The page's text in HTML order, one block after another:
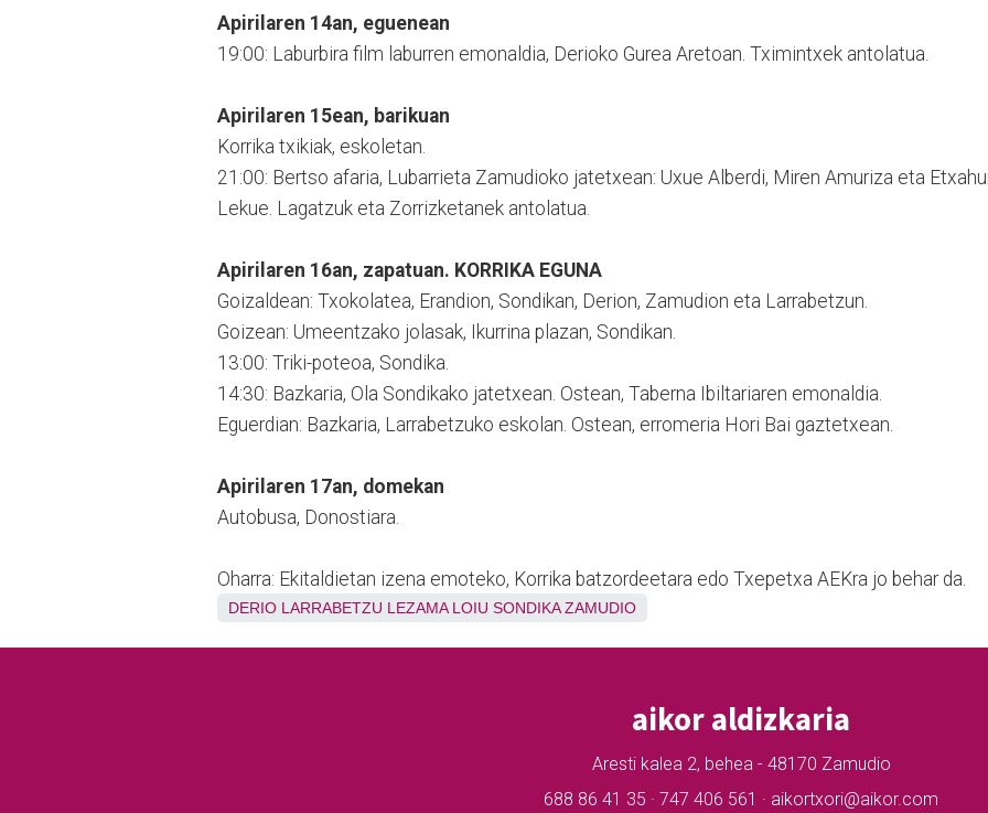
Apirilaren 14an, eguenean
19:00: Laburbira film laburren emonaldia, Derioko Gurea Aretoan. Tximintxek antolatua.
Apirilaren 15ean, barikuan
Korrika txikiak, eskoletan.
21:00: Bertso afaria, Lubarrieta Zamudioko jatetxean: Uxue Alberdi, Miren Amuriza eta
Lekue. Lagatzuk eta Zorrizketanek antolatua.
Apirilaren 16an, zapatuan. KORRIKA EGUNA
Goizaldean: Txokolatea, Erandion, Sondikan, Derion, Zamudion eta Larrabetzun.
Goizean: Umeentzako jolasak, Ikurrina plazan, Sondikan.
13:00: Triki-poteoa, Sondika.
14:30: Bazkaria, Ola Sondikako jatetxean. Ostean, Taberna Ibiltariaren emonaldia.
Eguerdian: Bazkaria, Larrabetzuko eskolan. Ostean, erromeria Hori Bai gaztetxean.
Apirilaren 17an, domekan
Autobusa, Donostiara.
Oharra: Ekitaldietan izena emoteko, Korrika batzordeetara edo Txepetxa AEKra jo behar da.
DERIO LARRABETZU LEZAMA LOIU SONDIKA ZAMUDIO
aikor aldizkaria
Aresti kalea 2, behea - 48170 Zamudio
688 86 41 35 · 747 406 561 · aikortxori@aikor.com